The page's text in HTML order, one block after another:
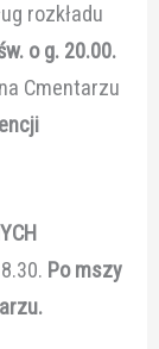
rozkładu
o g. 20.00.
na Cmentarzu
Po mszy